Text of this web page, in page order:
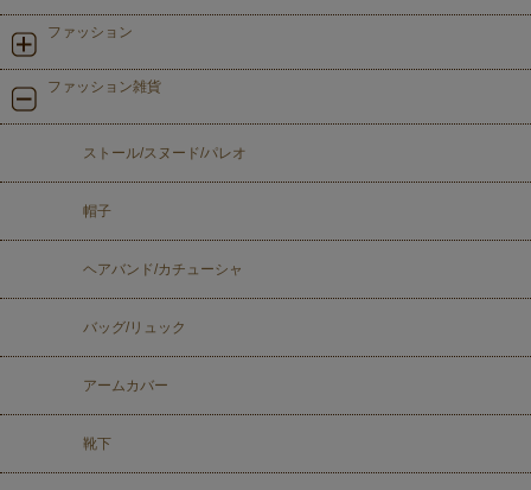
ファッション
ファッション雑貨
ストール/スヌード/パレオ
帽子
ヘアバンド/カチューシャ
バッグ/リュック
アームカバー
靴下